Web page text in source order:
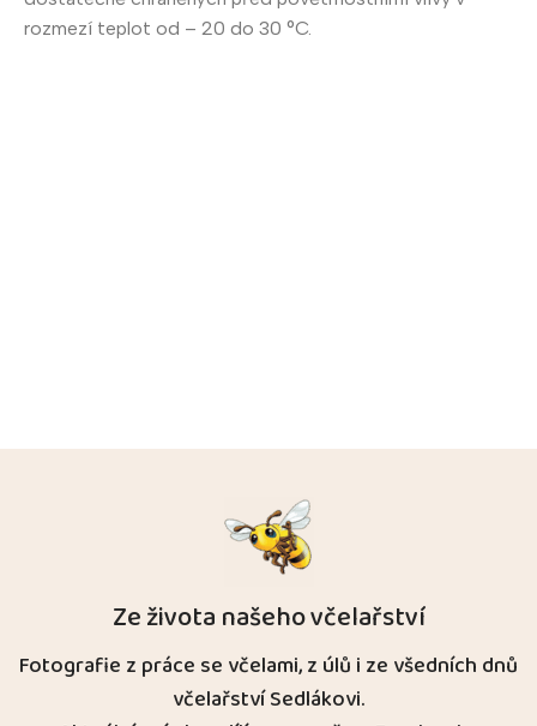
rozmezí teplot od – 20 do 30 °C.
Ze života našeho včelařství
Fotografie z práce se včelami, z úlů i ze všedních dnů
včelařství Sedlákovi.